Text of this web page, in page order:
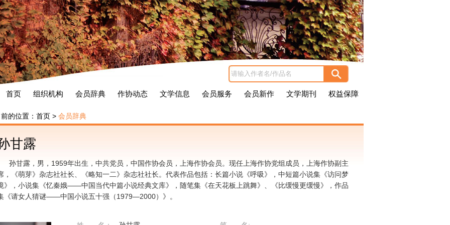
首页 组织机构 会员辞典 作协动态 文学信息 会员服务 会员新作 文学期刊 权益保障
的位置： 首页 > 会员辞典
甘露
孙甘露，男，1959年出生，中共党员，中国作协会员，上海作协会员。现任上海作协党组成员，上海作协副主
，《萌芽》杂志社社长、《略知一二》杂志社社长。代表作品包括：长篇小说《呼吸》，中短篇小说集《访问梦
》，小说集《忆秦娥——中国当代中篇小说经典文库》，随笔集《在天花板上跳舞》、《比缓慢更缓慢》，作品
《请女人猜谜——中国小说五十强（1979—2000）》。